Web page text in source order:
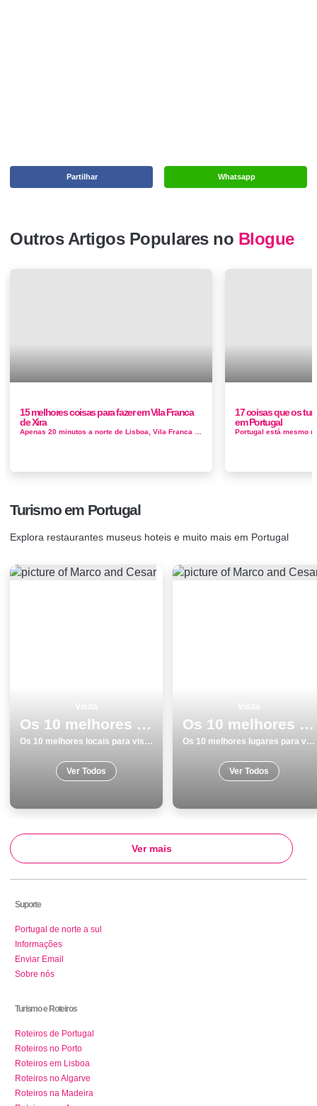
Whatsapp
Partilhar
Outros Artigos Populares no Blogue
15 melhores coisas para fazer em Vila Franca
de Xira
17 coisas que os
em Portugal
Turismo em Portugal
Explora restaurantes museus hoteis e muito mais em Portugal
Os 10 melhores locais para visitar em SetÃºbal
Os 10 melhores locais para visitar em SetÃºbal
Ver Todos
Os 10 melhores lugares para visitar em Matosinhos
Os 10 melhores lugares para visitar em Matosinhos
Ver Todos
Ver mais
Suporte
Portugal de norte a sul
Informações
Enviar Email
Sobre nós
Turismo e Roteiros
Roteiros de Portugal
Roteiros no Porto
Roteiros em Lisboa
Roteiros no Algarve
Roteiros na Madeira